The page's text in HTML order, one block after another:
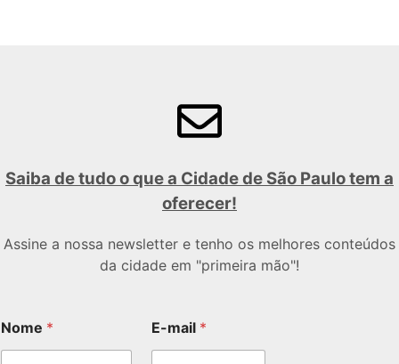
Saiba de tudo o que a Cidade de São Paulo tem a
oferecer!
Assine a nossa newsletter e tenho os melhores conteúdos
da cidade em "primeira mão"!
Nome * E-mail *